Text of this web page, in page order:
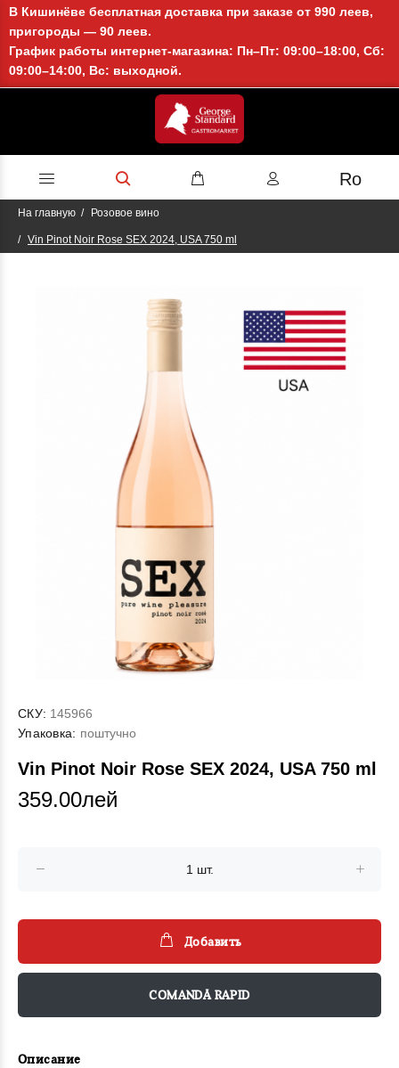
В Кишинёве бесплатная доставка при заказе от 990 леев,
пригороды — 90 леев.
График работы интернет-магазина: Пн–Пт: 09:00–18:00, Сб:
09:00–14:00, Вс: выходной.
Ro
На главную Розовое вино
Vin Pinot Noir Rose SEX 2024, USA 750 ml
СКУ: 145966
Упаковка: поштучно
Vin Pinot Noir Rose SEX 2024, USA 750 ml
359.00лей
Добавить
COMANDĂ RAPID
Описание